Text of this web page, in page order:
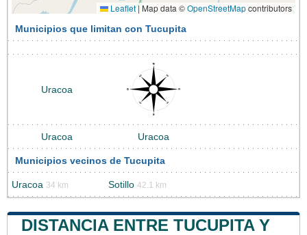
Leaflet| Map data ©OpenStreetMapcontributors
Municipios que limitan con Tucupita
Uracoa
Uracoa Uracoa
Municipios vecinos de Tucupita
Uracoa 34 km Sotillo 42.1 km
DISTANCIA ENTRE TUCUPITA Y